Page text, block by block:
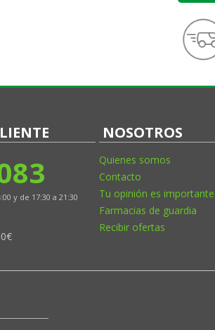
y de 17:30 a 21:30
NOSOTROS
Quienes somos
Contacto
Tu opinión es importante
Farmacias de guardia
Recibir ofertas